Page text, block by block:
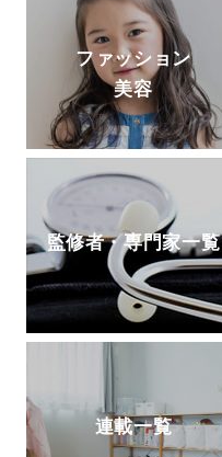
ファッション
美容
監修者・専門家一覧
連載一覧